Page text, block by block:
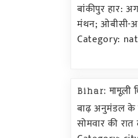
बांकीपुर हार:
मंथन; ओबीसी-
Category:
Bihar: मामूली
बाढ़ अनुमंडल के
सोमवार की